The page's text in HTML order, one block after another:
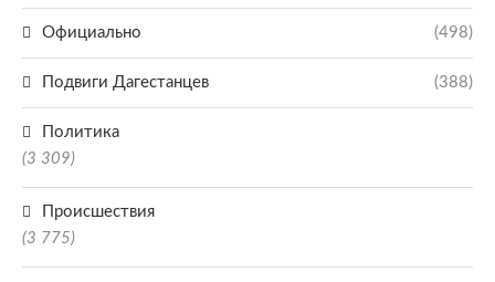
Официально (498)
Подвиги Дагестанцев (388)
Политика
(3 309)
Происшествия
(3 775)